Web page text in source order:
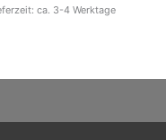
ca. 3-4 Werktage